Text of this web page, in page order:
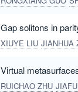
Gap solitons in
XIUYE LIU JIANHUA
Virtual
RUICHAO ZHU